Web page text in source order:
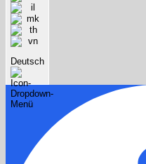
Deutsch